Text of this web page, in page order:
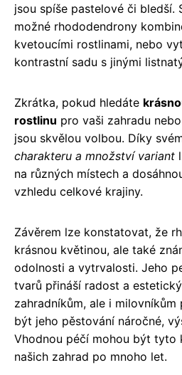
jsou spíše pastelové či bledší.
možné rhododendrony
kvetoucími rostlinami, nebo
kontrastní sadu s jinými
Zkrátka, pokud hledáte
rostlinu pro vaši zahradu
jsou skvělou volbou. Díky
charakteru a množství variant
na různých místech a
vzhledu celkové krajiny.
Závěrem lze konstatovat, že
krásnou květinou, ale také
odolnosti a vytrvalosti. Jeho
tvarů přináší radost a
zahradníkům, ale i
být jeho pěstování náročné,
Vhodnou péčí mohou být tyto
našich zahrad po mnoho let.